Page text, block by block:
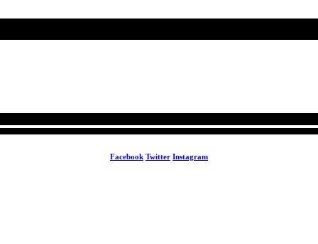
Facebook Twitter Instagram